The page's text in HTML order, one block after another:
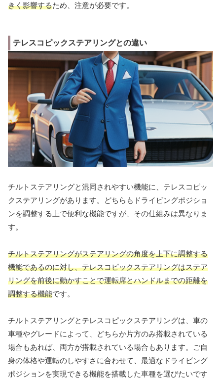
きく影響するため、注意が必要です。
テレスコピックステアリングとの違い
チルトステアリングと混同されやすい機能に、テレスコピッ
クステアリングがあります。どちらもドライビングポジショ
ンを調整する上で便利な機能ですが、その仕組みは異なりま
す。
チルトステアリングがステアリングの角度を上下に調整する
機能であるのに対し、テレスコピックステアリングはステア
リングを前後に動かすことで運転席とハンドルまでの距離を
調整する機能です。
チルトステアリングとテレスコピックステアリングは、車の
車種やグレードによって、どちらか片方のみ搭載されている
場合もあれば、両方が搭載されている場合もあります。ご自
身の体格や運転のしやすさに合わせて、最適なドライビング
ポジションを実現できる機能を搭載した車種を選びたいです